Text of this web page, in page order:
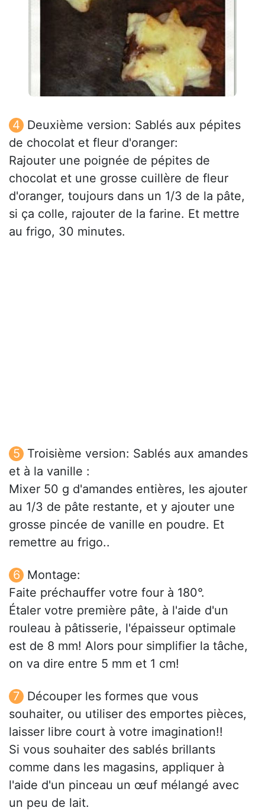
Deuxième version: Sablés aux pépites
de chocolat et fleur d'oranger:
Rajouter une poignée de pépites de
chocolat et une grosse cuillère de fleur
d'oranger, toujours dans un 1/3 de la pâte,
si ça colle, rajouter de la farine. Et mettre
au frigo, 30 minutes.
Troisième version: Sablés aux amandes
et à la vanille :
Mixer 50 g d'amandes entières, les ajouter
au 1/3 de pâte restante, et y ajouter une
grosse pincée de vanille en poudre. Et
remettre au frigo..
Montage:
Faite préchauffer votre four à 180°.
Étaler votre première pâte, à l'aide d'un
rouleau à pâtisserie, l'épaisseur optimale
est de 8 mm! Alors pour simplifier la tâche,
on va dire entre 5 mm et 1 cm!
Découper les formes que vous
souhaiter, ou utiliser des emportes pièces,
laisser libre court à votre imagination!!
Si vous souhaiter des sablés brillants
comme dans les magasins, appliquer à
l'aide d'un pinceau un œuf mélangé avec
un peu de lait.